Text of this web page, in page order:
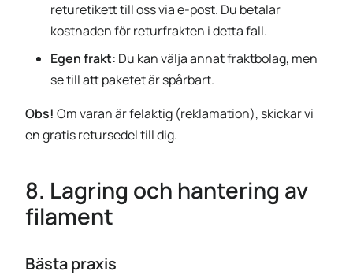
returetikett till oss via e-post. Du betalar
kostnaden för returfrakten i detta fall.
Egen frakt: Du kan välja annat fraktbolag, men
se till att paketet är spårbart.
Obs! Om varan är felaktig (reklamation), skickar vi
en gratis retursedel till dig.
8. Lagring och hantering av
filament
Bästa praxis